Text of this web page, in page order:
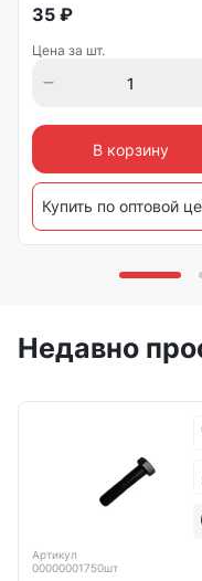
35 ₽
Цена за шт.
В корзину
Купить по оптовой
Недавно
Артикул
00000001750шт